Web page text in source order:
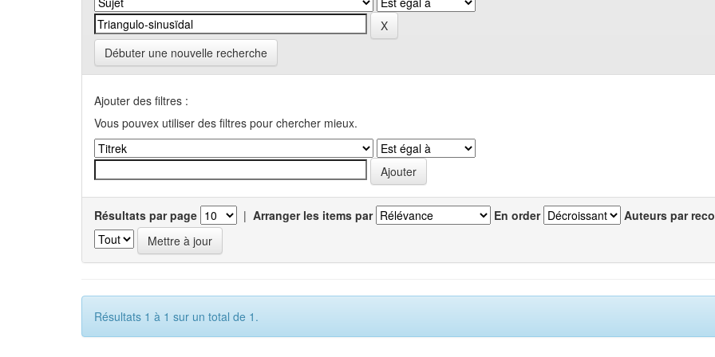
Débuter une nouvelle recherche
Ajouter des filtres :
Vous pouvex utiliser des filtres pour chercher mieux.
Résultats par page | Arranger les items par En order Auteurs par
Résultats 1 à 1 sur un total de 1.